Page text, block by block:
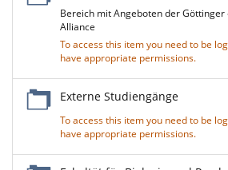
Bereich mit Angeboten der Göttinger
Alliance
To access this item you need to be
have appropriate permissions.
Externe Studiengänge
To access this item you need to be
have appropriate permissions.